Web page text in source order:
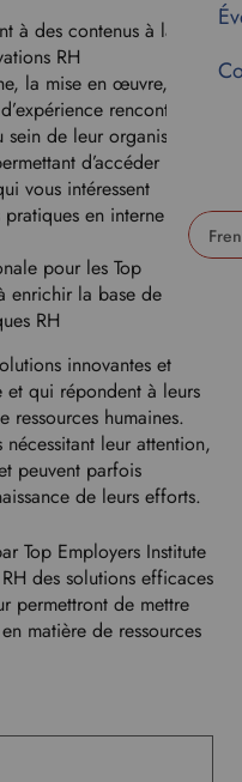
i
d
o
d
o
w
n
e
à des contenus à la
RH
la mise en œuvre, les
rencontrés
de leur organisation
d’accéder
vous intéressent
en interne afin
pour les Top
enrichir la base de
RH
innovantes et
qui répondent à leurs
ressources humaines.
leur attention,
peuvent parfois
de leurs efforts.
Top Employers Institute
des solutions efficaces
permettront de mettre
matière de ressources